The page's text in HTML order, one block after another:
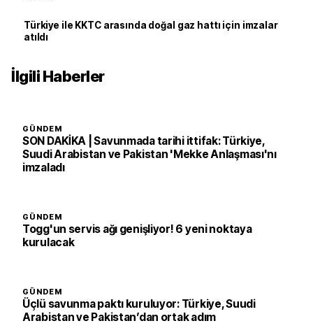
Türkiye ile KKTC arasında doğal gaz hattı için imzalar
atıldı
İlgili Haberler
GÜNDEM
SON DAKİKA | Savunmada tarihi ittifak: Türkiye,
Suudi Arabistan ve Pakistan 'Mekke Anlaşması'nı
imzaladı
GÜNDEM
Togg'un servis ağı genişliyor! 6 yeni noktaya
kurulacak
GÜNDEM
Üçlü savunma paktı kuruluyor: Türkiye, Suudi
Arabistan ve Pakistan’dan ortak adım